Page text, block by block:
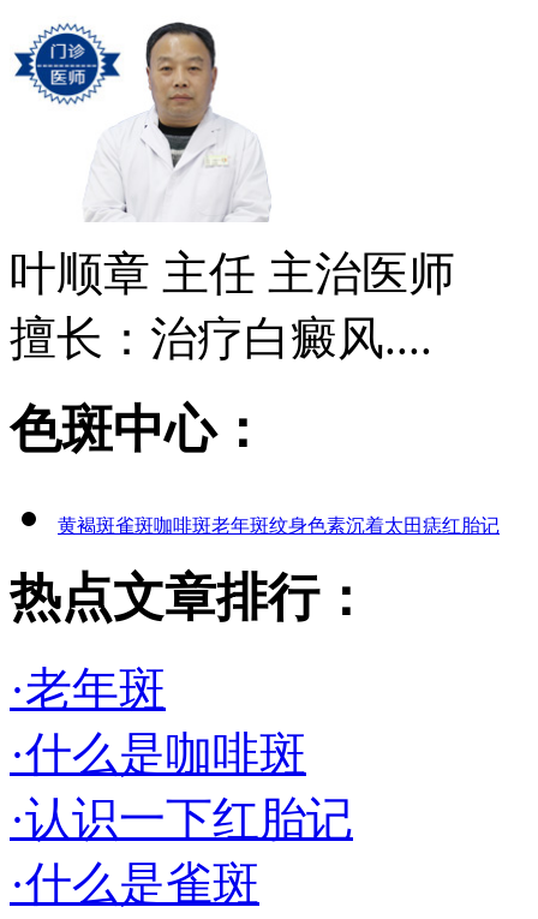
叶顺章 主任 主治医师
擅长：治疗白癜风....
色斑中心：
黄褐斑雀斑咖啡斑老年斑纹身色素沉着太田痣红胎记
热点文章排行：
·老年斑
·什么是咖啡斑
·认识一下红胎记
·什么是雀斑